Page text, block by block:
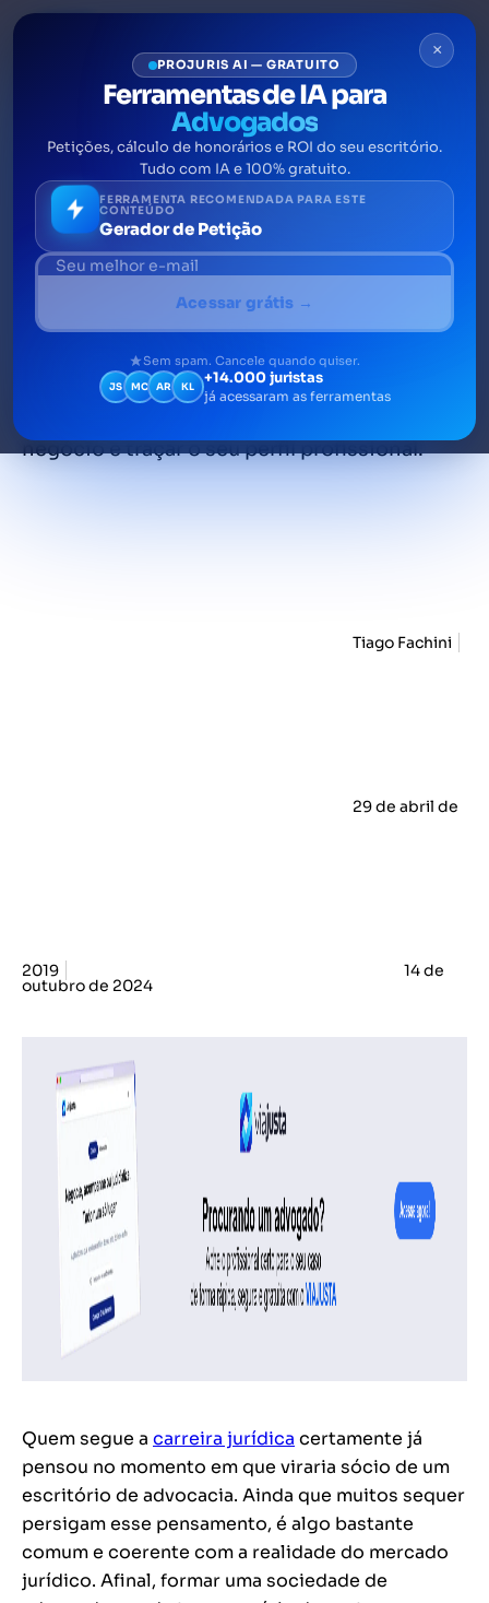
Como e quando virar sócio
de um escritório de
advocacia
Ser sócio de um escritório de advocacia
pode ter uma série de vantagens como a
divisão de despesas e o compartilhamento
de clientes. Mas, antes de fazer essa escolha,
negócio e traçar o seu perfil profissional.
Tiago Fachini
29 de abril de
2019 14 de
outubro de 2024
Quem segue a carreira jurídica certamente já
pensou no momento em que viraria sócio de um
escritório de advocacia. Ainda que muitos sequer
persigam esse pensamento, é algo bastante
comum e coerente com a realidade do mercado
jurídico. Afinal, formar uma sociedade de
×
PROJURIS AI — GRATUITO
Ferramentas de IA para
Advogados
Petições, cálculo de honorários e ROI do seu escritório.
Tudo com IA e 100% gratuito.
FERRAMENTA RECOMENDADA PARA ESTE
CONTEÚDO
Gerador de Petição
Acessar grátis →
Sem spam. Cancele quando quiser.
JS MC AR KL +14.000 juristas
já acessaram as ferramentas